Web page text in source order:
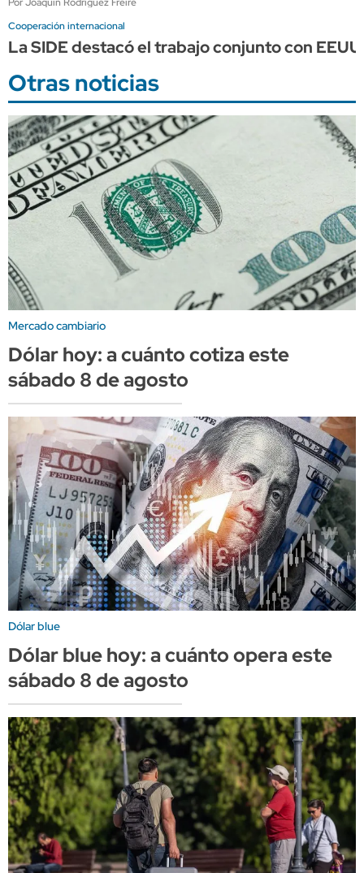
Cooperación internacional
La SIDE destacó el trabajo conjunto con
Otras noticias
Mercado cambiario
Dólar hoy: a cuánto cotiza este
sábado 8 de agosto
Dólar blue
Dólar blue hoy: a cuánto opera este
sábado 8 de agosto